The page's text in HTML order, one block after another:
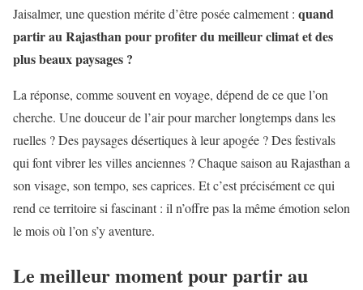
Jaisalmer, une question mérite d’être posée calmement : quand
partir au Rajasthan pour profiter du meilleur climat et des
plus beaux paysages ?
La réponse, comme souvent en voyage, dépend de ce que l’on
cherche. Une douceur de l’air pour marcher longtemps dans les
ruelles ? Des paysages désertiques à leur apogée ? Des festivals
qui font vibrer les villes anciennes ? Chaque saison au Rajasthan a
son visage, son tempo, ses caprices. Et c’est précisément ce qui
rend ce territoire si fascinant : il n’offre pas la même émotion selon
le mois où l’on s’y aventure.
Le meilleur moment pour partir au